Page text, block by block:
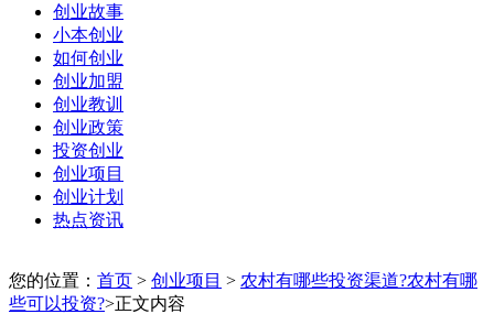
创业故事
小本创业
如何创业
创业加盟
创业教训
创业政策
投资创业
创业项目
创业计划
热点资讯
您的位置： 首页 > 创业项目 > 农村有哪些投资渠道?农村有哪
些可以投资?>正文内容